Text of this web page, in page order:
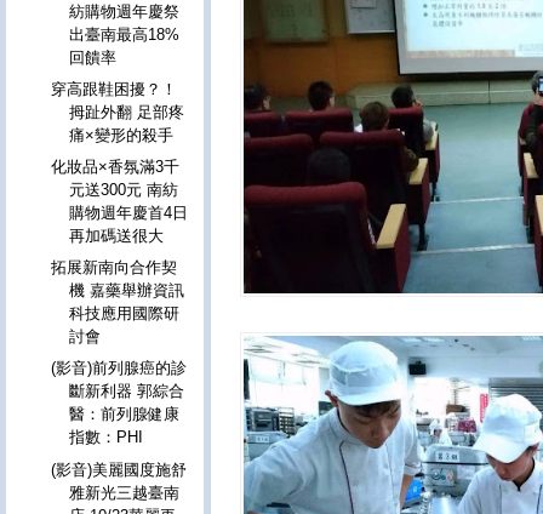
紡購物週年慶祭
出臺南最高18%
回饋率
穿高跟鞋困擾？！
拇趾外翻 足部疼
痛×變形的殺手
化妝品×香氛滿3千
元送300元 南紡
購物週年慶首4日
再加碼送很大
拓展新南向合作契
機 嘉藥舉辦資訊
科技應用國際研
討會
(影音)前列腺癌的診
斷新利器 郭綜合
醫：前列腺健康
指數：PHI
(影音)美麗國度施舒
雅新光三越臺南